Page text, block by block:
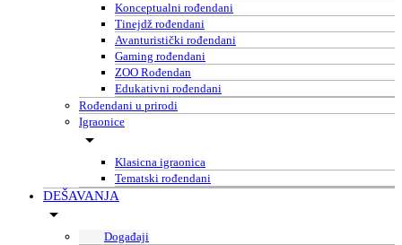
Konceptualni rođendani
Tinejdž rođendani
Avanturistički rođendani
Gaming rođendani
ZOO Rođendan
Edukativni rođendani
Rođendani u prirodi
Igraonice
Klasicna igraonica
Tematski rođendani
DEŠAVANJA
Događaji